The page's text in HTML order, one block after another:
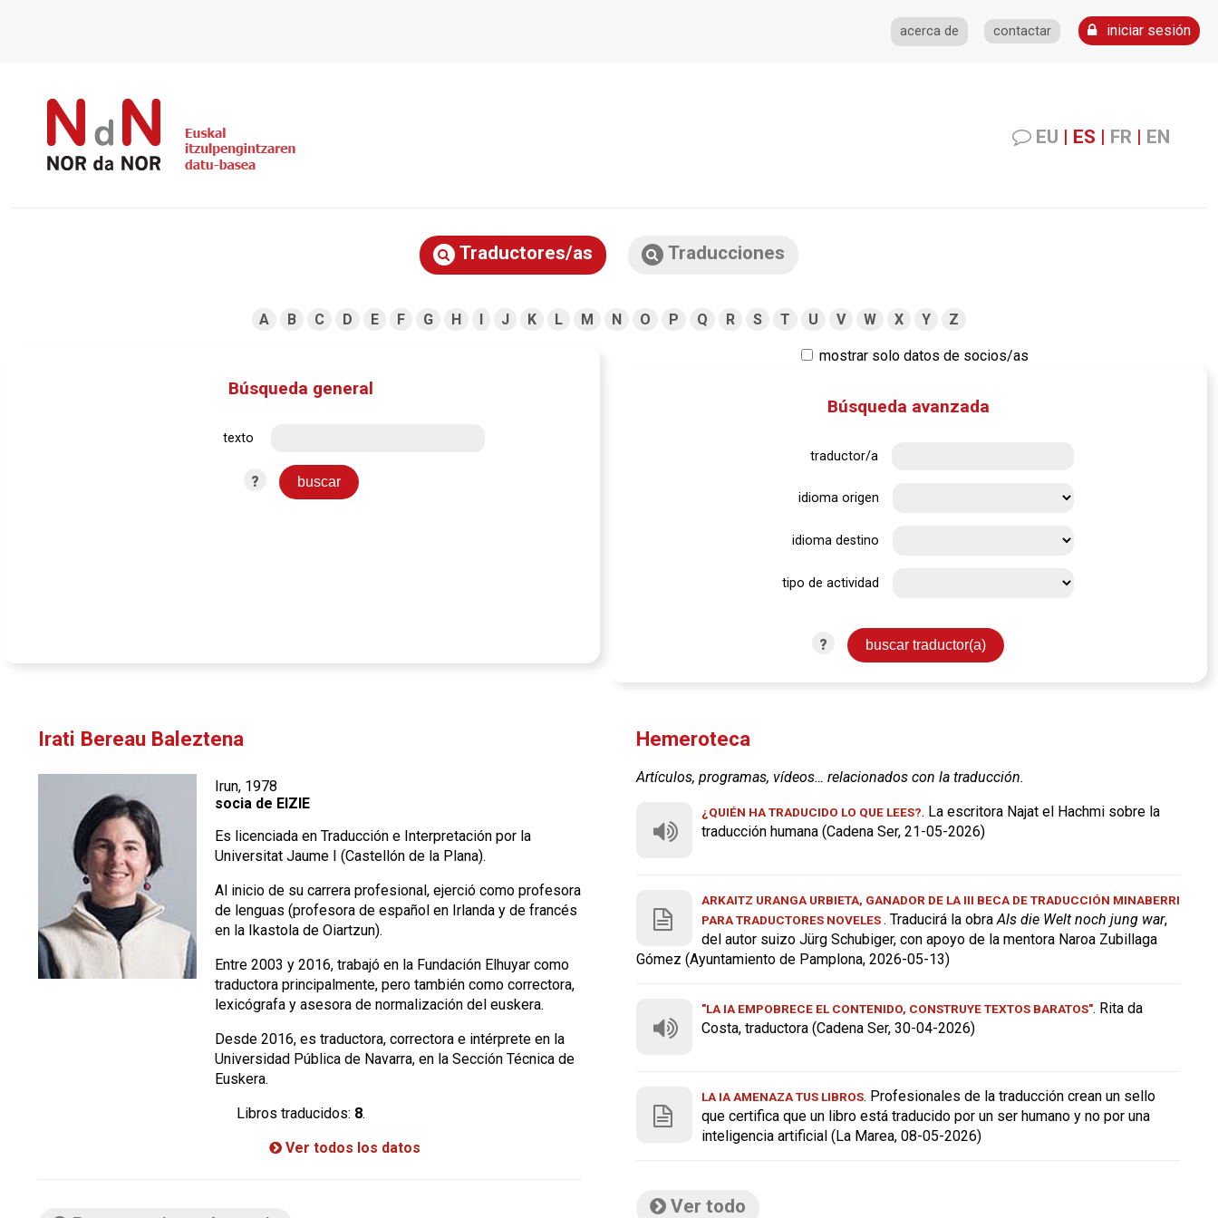
acerca de contactar iniciar sesión
EU | ES | FR | EN
Traductores/as Traducciones
A B C D E F G H I J K L M N O P Q R S T U V W X Y Z
mostrar solo datos de socios/as
Búsqueda general
texto
?
Búsqueda avanzada
traductor/a
idioma origen
idioma destino
tipo de actividad
?
Irati Bereau Baleztena
Irun, 1978
socia de EIZIE
Es licenciada en Traducción e Interpretación por la
Universitat Jaume I (Castellón de la Plana).
Al inicio de su carrera profesional, ejerció como profesora
de lenguas (profesora de español en Irlanda y de francés
en la Ikastola de Oiartzun).
Entre 2003 y 2016, trabajó en la Fundación Elhuyar como
traductora principalmente, pero también como correctora,
lexicógrafa y asesora de normalización del euskera.
Desde 2016, es traductora, correctora e intérprete en la
Universidad Pública de Navarra, en la Sección Técnica de
Euskera.
Libros traducidos: 8.
Ver todos los datos
Hemeroteca
Artículos, programas, vídeos… relacionados con la traducción.
¿QUIÉN HA TRADUCIDO LO QUE LEES?. La escritora Najat el Hachmi sobre la
traducción humana (Cadena Ser, 21-05-2026)
ARKAITZ URANGA URBIETA, GANADOR DE LA III BECA DE TRADUCCIÓN MINABERRI
PARA TRADUCTORES NOVELES . Traducirá la obra Als die Welt noch jung war,
del autor suizo Jürg Schubiger, con apoyo de la mentora Naroa Zubillaga
Gómez (Ayuntamiento de Pamplona, 2026-05-13)
"LA IA EMPOBRECE EL CONTENIDO, CONSTRUYE TEXTOS BARATOS". Rita da
Costa, traductora (Cadena Ser, 30-04-2026)
LA IA AMENAZA TUS LIBROS. Profesionales de la traducción crean un sello
que certifica que un libro está traducido por un ser humano y no por una
inteligencia artificial (La Marea, 08-05-2026)
Ver todo